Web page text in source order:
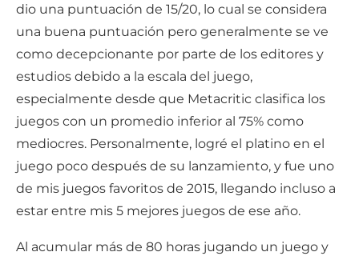
dio una puntuación de 15/20, lo cual se considera
una buena puntuación pero generalmente se ve
como decepcionante por parte de los editores y
estudios debido a la escala del juego,
especialmente desde que Metacritic clasifica los
juegos con un promedio inferior al 75% como
mediocres. Personalmente, logré el platino en el
juego poco después de su lanzamiento, y fue uno
de mis juegos favoritos de 2015, llegando incluso a
estar entre mis 5 mejores juegos de ese año.
Al acumular más de 80 horas jugando un juego y